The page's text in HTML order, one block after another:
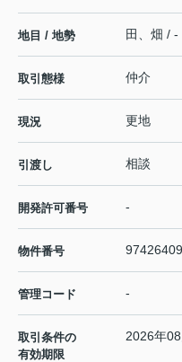
地目 / 地勢 田、畑 / -
取引態様 仲介
現況 更地
引渡し 相談
開発許可番号 -
物件番号 97426409
管理コード -
取引条件の
有効期限
2026年